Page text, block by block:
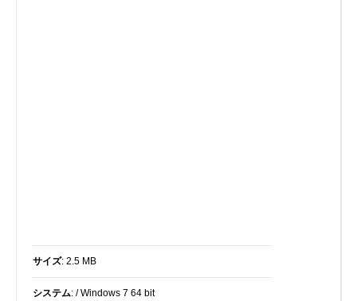
DVD /ブルーレイ・プレーヤー
サイズ: 2.5 MB
システム: / Windows 7 64 bit